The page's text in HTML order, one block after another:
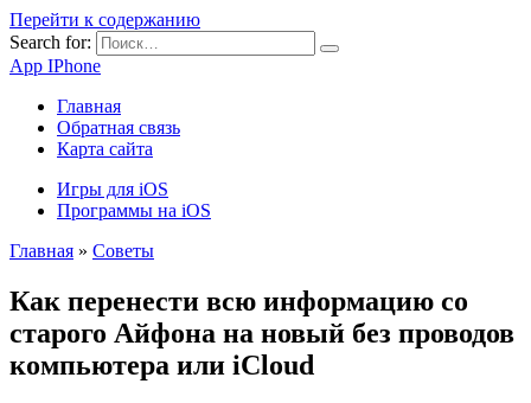
Перейти к содержанию
Search for:
App IPhone
Главная
Обратная связь
Карта сайта
Игры для iOS
Программы на iOS
Главная » Советы
Как перенести всю информацию со
старого Айфона на новый без проводов
компьютера или iCloud